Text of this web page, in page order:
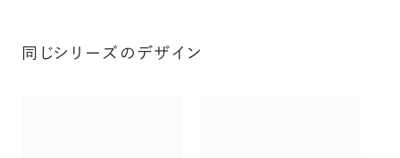
同じシリーズのデザイン